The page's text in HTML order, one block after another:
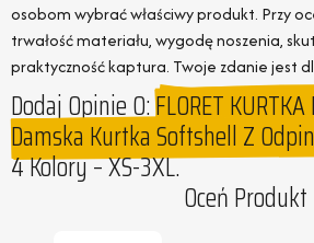
osobom wybrać właściwy produkt. Przy
trwałość materiału, wygodę noszenia,
praktyczność kaptura. Twoje zdanie jest
Dodaj Opinie O:FLORET
Damska Kurtka Softshell Z
4 Kolory – XS-3XL.
Oceń Produkt